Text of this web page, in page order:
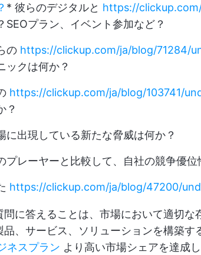
* 彼らのデジタルと https://
SEOプラン、イベント参加など？
の https://clickup.com/ja/blog/71284/
ックは何か？
https://clickup.com/ja/blog/103741/
？
に出現している新たな脅威は何か？
プレーヤーと比較して、自社の競争優位
https://clickup.com/ja/blog/47200/
問に答えることは、市場において適切
品、サービス、ソリューションを構築
ネスプラン より高い市場シェアを達成